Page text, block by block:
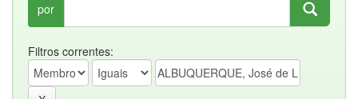
por
Filtros correntes: